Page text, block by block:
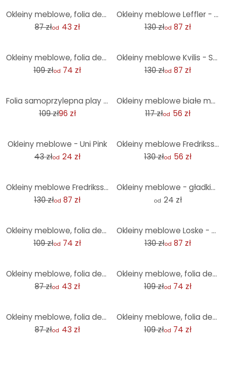
Okleiny meblowe, folia dekoracyjna - do wycierania - zielona mozaika
87 złod 43 zł
Okleiny meblowe Leffler - Poezja
130 złod 87 zł
Okleiny meblowe, folia dekoracyjna - do wycierania - Próbki 01
109 złod 74 zł
Okleiny meblowe Kvilis - Słodkie jednorożce - rożki do lodów
130 złod 87 zł
Folia samoprzylepna play street 56x56 cm
109 zł96 zł
Okleiny meblowe białe muszle
117 złod 56 zł
Okleiny meblowe - Uni Pink
43 złod 24 zł
Okleiny meblowe Fredriksson - Kolorowe góry
130 złod 56 zł
Okleiny meblowe Fredriksson - Sześciokąty: Niebieski i złoty
130 złod 87 zł
Okleiny meblowe - gładkie, jasnobrązowe
od 24 zł
Okleiny meblowe, folia dekoracyjna - do wycierania - Barokowa czerń
109 złod 74 zł
Okleiny meblowe Loske - Plac zabaw dla kotów
130 złod 87 zł
Okleiny meblowe, folia dekoracyjna - do wycierania - Marble 06
87 złod 43 zł
Okleiny meblowe, folia dekoracyjna - do wycierania - kolorowa
109 złod 74 zł
Okleiny meblowe, folia dekoracyjna - do wycierania - przezroczysta pomarańczowa
87 złod 43 zł
Okleiny meblowe, folia dekoracyjna - do wycierania - żonkile
109 złod 74 zł